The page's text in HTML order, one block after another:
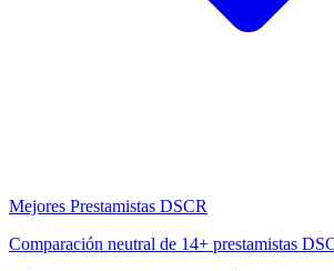
Mejores Prestamistas DSCR
Comparación neutral de 14+ prestamistas